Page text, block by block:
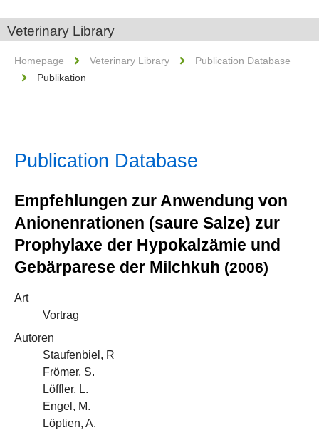
Veterinary Library
Homepage Veterinary Library
Publication Database
Publikation
Publication Database
Empfehlungen zur Anwendung von
Anionenrationen (saure Salze) zur
Prophylaxe der Hypokalzämie und
Gebärparese der Milchkuh (2006)
Art
Vortrag
Autoren
Staufenbiel, R
Frömer, S.
Löffler, L.
Engel, M.
Löptien, A.